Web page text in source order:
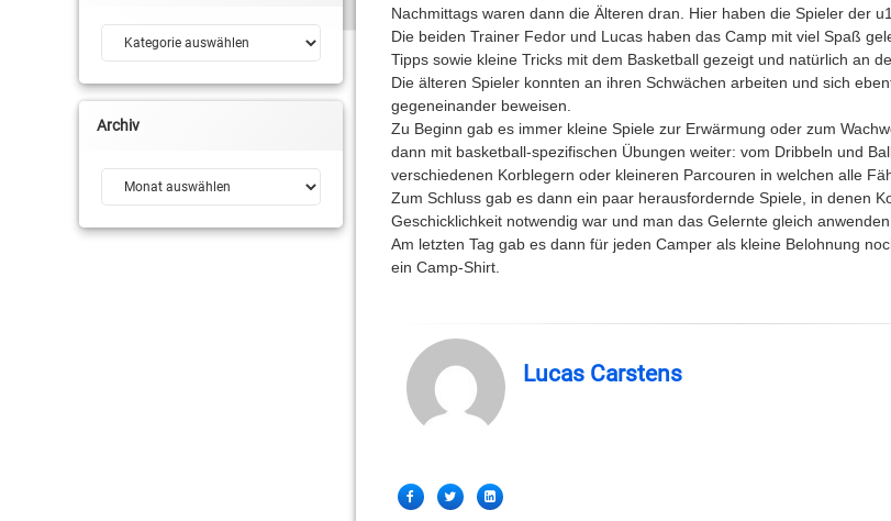
Nachmittags waren dann die Älteren dran. Hier haben die Spieler der
Die beiden Trainer Fedor und Lucas haben das Camp mit viel Spaß
Tipps sowie kleine Tricks mit dem Basketball gezeigt und natürlich an
Die älteren Spieler konnten an ihren Schwächen arbeiten und sich
gegeneinander beweisen.
Zu Beginn gab es immer kleine Spiele zur Erwärmung oder zum
dann mit basketball-spezifischen Übungen weiter: vom Dribbeln und
verschiedenen Korblegern oder kleineren Parcouren in welchen alle
Zum Schluss gab es dann ein paar herausfordernde Spiele, in denen
Geschicklichkeit notwendig war und man das Gelernte gleich anwenden
Am letzten Tag gab es dann für jeden Camper als kleine Belohnung
ein Camp-Shirt.
Lucas Carstens
ShareFacebookTwitterLinkedIn
Kategorien
Archiv
Archiv